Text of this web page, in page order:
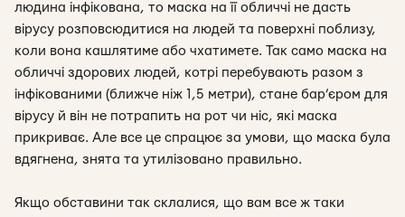
людина інфікована, то маска на її обличчі не дасть
вірусу розповсюдитися на людей та поверхні поблизу,
коли вона кашлятиме або чхатимете. Так само маска на
обличчі здорових людей, котрі перебувають разом з
інфікованими (ближче ніж 1,5 метри), стане бар’єром для
вірусу й він не потрапить на рот чи ніс, які маска
прикриває. Але все це спрацює за умови, що маска була
вдягнена, знята та утилізовано правильно.
Якщо обставини так склалися, що вам все ж таки